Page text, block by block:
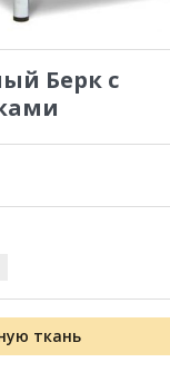
Берк с
ткань